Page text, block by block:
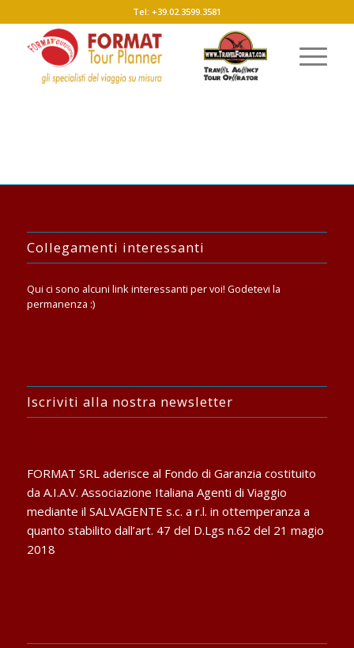
Tel: +39.02.3599.3581
Collegamenti interessanti
Qui ci sono alcuni link interessanti per voi! Godetevi la
permanenza :)
Iscriviti alla nostra newsletter
FORMAT SRL aderisce al Fondo di Garanzia costituito
da A.I.A.V. Associazione Italiana Agenti di Viaggio
mediante il SALVAGENTE s.c. a r.l. in ottemperanza a
quanto stabilito dall’art. 47 del D.Lgs n.62 del 21 magio
2018